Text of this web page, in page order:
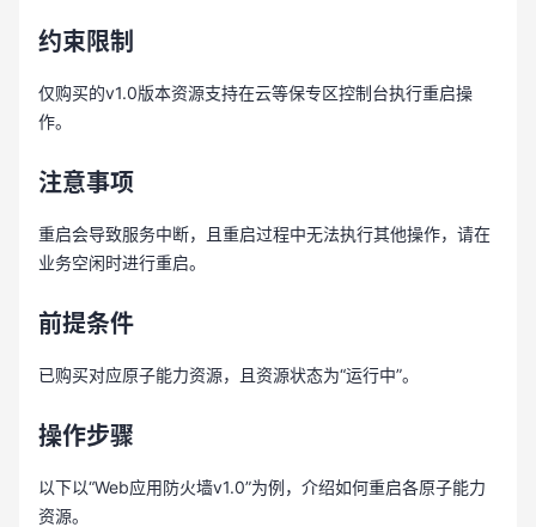
约束限制
仅购买的v1.0版本资源支持在云等保专区控制台执行重启操
作。
注意事项
重启会导致服务中断，且重启过程中无法执行其他操作，请在
业务空闲时进行重启。
前提条件
已购买对应原子能力资源，且资源状态为“运行中”。
操作步骤
以下以“Web应用防火墙v1.0”为例，介绍如何重启各原子能力
资源。